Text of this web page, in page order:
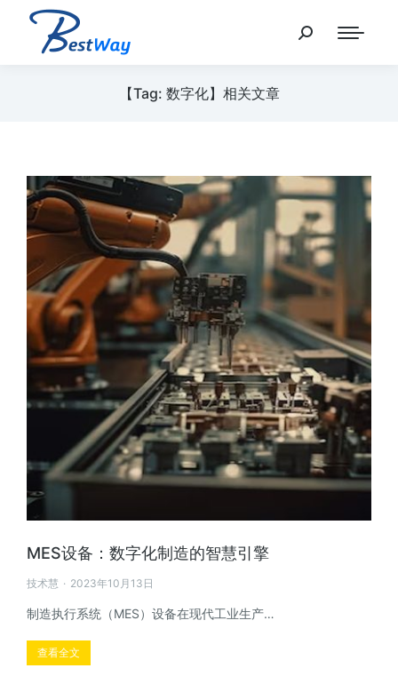
【Tag: 数字化】相关文章
MES设备：数字化制造的智慧引擎
技术慧 2023年10月13日
制造执行系统（MES）设备在现代工业生产…
查看全文